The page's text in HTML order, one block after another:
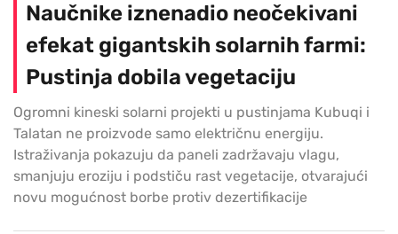
Naučnike iznenadio neočekivani
efekat gigantskih solarnih farmi:
Pustinja dobila vegetaciju
Ogromni kineski solarni projekti u pustinjama Kubuqi i
Talatan ne proizvode samo električnu energiju.
Istraživanja pokazuju da paneli zadržavaju vlagu,
smanjuju eroziju i podstiču rast vegetacije, otvarajući
novu mogućnost borbe protiv dezertifikacije